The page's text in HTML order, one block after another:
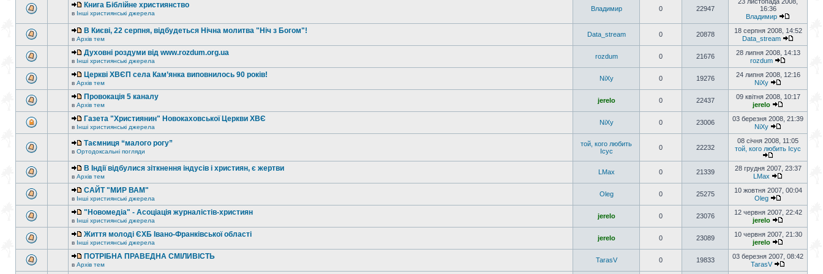
Книга Біблійне християнство
в Інші християнські джерела
Владимир 0 22947
16:36
Владимир
В Києві, 22 серпня, відбудеться Нічна молитва "Ніч з Богом"!
в Архів тем
Data_stream 0 20878
18 серпня 2008, 14:52
Data_stream
Духовні роздуми від www.rozdum.org.ua
в Інші християнські джерела
rozdum 0 21676
28 липня 2008, 14:13
rozdum
Церкві ХВЄП села Кам’янка виповнилось 90 років!
в Архів тем
NiXy 0 19276
24 липня 2008, 12:16
NiXy
Провокація 5 каналу
в Архів тем
jerelo 0 22437
09 квітня 2008, 10:17
jerelo
Газета "Християнин" Новокаховської Церкви ХВЄ
в Інші християнські джерела
NiXy 0 23006
03 березня 2008, 21:39
NiXy
Таємниця “малого рогу”
в Ортодоксальні погляди
той, кого любить
Ісус
0 22232
08 січня 2008, 11:05
той, кого любить Ісус
В Індії відбулися зіткнення індусів і християн, є жертви
в Архів тем
LMax 0 21339
28 грудня 2007, 23:37
LMax
САЙТ "МИР ВАМ"
в Інші християнські джерела
Oleg 0 25275
10 жовтня 2007, 00:04
Oleg
"Новомедіа" - Асоціація журналістів-християн
в Інші християнські джерела
jerelo 0 23076
12 червня 2007, 22:42
jerelo
Життя молоді ЄХБ Івано-Франківської області
в Інші християнські джерела
jerelo 0 23089
10 червня 2007, 21:30
jerelo
ПОТРІБНА ПРАВЕДНА СМІЛИВІСТЬ
в Архів тем
TarasV 0 19833
03 березня 2007, 08:42
TarasV